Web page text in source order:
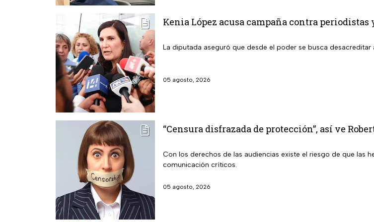
Kenia López acusa campaña contra
La diputada aseguró que desde el poder se busca
05 agosto, 2026
“Censura disfrazada de protección”, así ve
Con los derechos de las audiencias existe el riesgo de que las
comunicación críticos.
05 agosto, 2026